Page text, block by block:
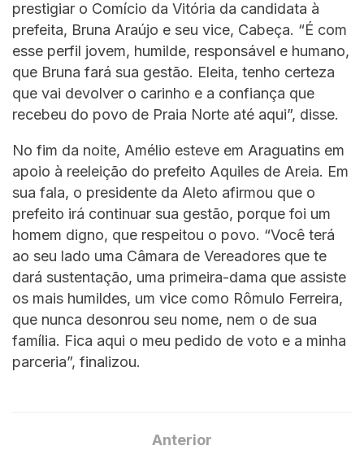
prestigiar o Comício da Vitória da candidata à
prefeita, Bruna Araújo e seu vice, Cabeça. “É com
esse perfil jovem, humilde, responsável e humano,
que Bruna fará sua gestão. Eleita, tenho certeza
que vai devolver o carinho e a confiança que
recebeu do povo de Praia Norte até aqui”, disse.
No fim da noite, Amélio esteve em Araguatins em
apoio à reeleição do prefeito Aquiles de Areia. Em
sua fala, o presidente da Aleto afirmou que o
prefeito irá continuar sua gestão, porque foi um
homem digno, que respeitou o povo. “Você terá
ao seu lado uma Câmara de Vereadores que te
dará sustentação, uma primeira-dama que assiste
os mais humildes, um vice como Rômulo Ferreira,
que nunca desonrou seu nome, nem o de sua
família. Fica aqui o meu pedido de voto e a minha
parceria”, finalizou.
Anterior